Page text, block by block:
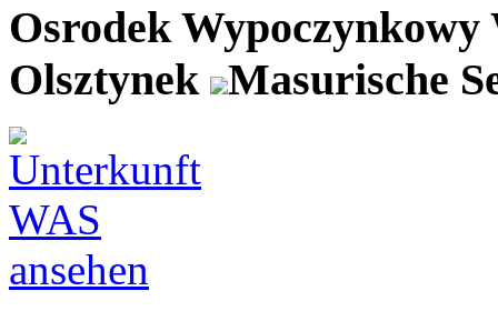
Osrodek Wypoczynkowy
Olsztynek Masurische